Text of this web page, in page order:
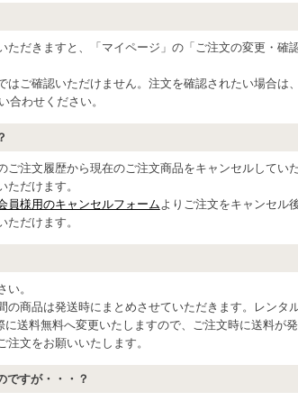
ただきますと、「マイページ」の「ご注文の変更・確
はご確認いただけません。注文を確認されたい場合は
合わせください。
注文履歴から現在のご注文商品をキャンセルしてい
だけます。
員様用のキャンセルフォームよりご注文をキャンセル
だけます。
。
の商品は発送時にまとめさせていただきます。レンタ
送料無料へ変更いたしますので、ご注文時に送料が発
文をお願いいたします。
ですが・・・？